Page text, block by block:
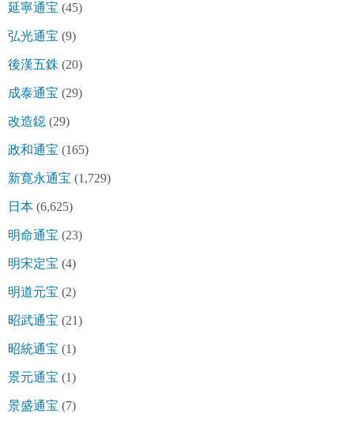
延寧通宝 (45)
弘光通宝 (9)
後漢五銖 (20)
成泰通宝 (29)
改造鐚 (29)
政和通宝 (165)
新寛永通宝 (1,729)
日本 (6,625)
明命通宝 (23)
明宋定宝 (4)
明道元宝 (2)
昭武通宝 (21)
昭統通宝 (1)
景元通宝 (1)
景盛通宝 (7)